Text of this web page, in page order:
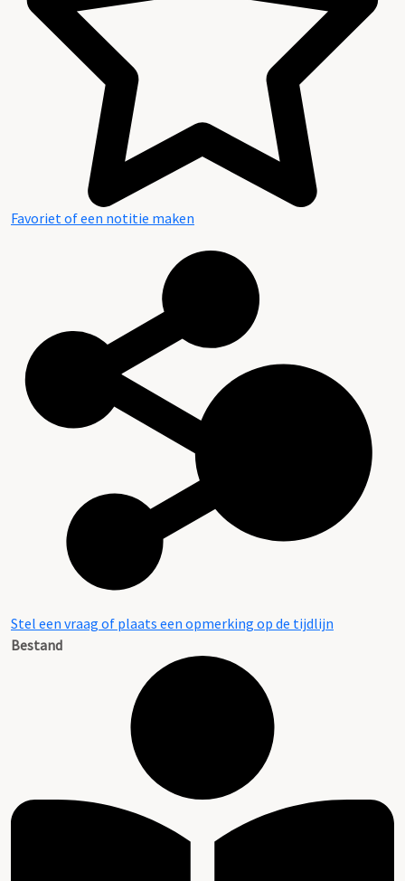
Favoriet of een notitie maken
Stel een vraag of plaats een opmerking op de tijdlijn
Bestand